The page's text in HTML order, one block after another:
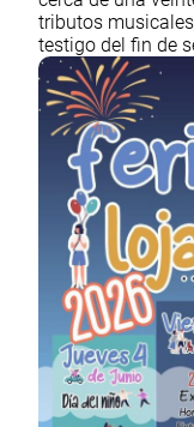
tributos
testigo del fin de